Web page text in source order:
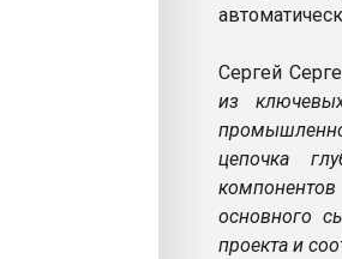
Сергей
из
цепочка
основного
проекта и